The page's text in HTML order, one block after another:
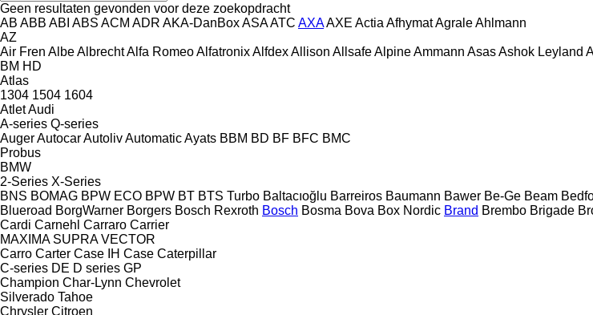
Geen resultaten gevonden voor deze zoekopdracht
AB ABB ABI ABS ACM ADR AKA-DanBoxASAATC AXAAXE Actia AfhymatAgraleAhlmann
AZ
Air Fren AlbeAlbrechtAlfa RomeoAlfatronixAlfdexAllison AllsafeAlpineAmmann AsasAshok Leyland
BM HD
Atlas
1304 1504 1604
AtletAudi
A-series Q-series
AugerAutocarAutolivAutomaticAyats BBM BD BF BFC BMC
Probus
BMW
2-Series X-Series
BNS BOMAG BPW ECO BPW BT BTS Turbo Baltacıoğlu Barreiros Baumann Bawer Be-Ge Beam
Blueroad BorgWarner Borgers Bosch Rexroth Bosch Bosma Bova Box Nordic Brand Brembo Brigade
Cardi Carnehl Carraro Carrier
MAXIMA SUPRA VECTOR
Carro Carter Case IH Case Caterpillar
C-series DE D series GP
Champion Char-Lynn Chevrolet
Silverado Tahoe
Chrysler Citroen